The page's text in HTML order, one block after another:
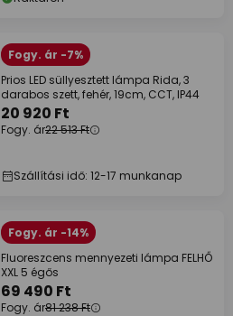
Fogy. ár -7%
Prios LED süllyesztett lámpa Rida, 3
darabos szett, fehér, 19cm, CCT, IP44
20 920 Ft
Fogy. ár22 513 Ft
Szállítási idő: 12-17 munkanap
Fogy. ár -14%
Fluoreszcens mennyezeti lámpa FELHŐ
XXL 5 égős
69 490 Ft
Fogy. ár81 238 Ft